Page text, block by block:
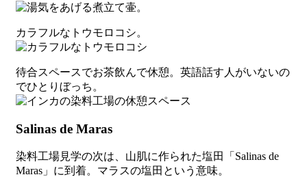
カラフルなトウモロコシ。
待合スペースでお茶飲んで休憩。英語話す人がいないの
でひとりぼっち。
Salinas de Maras
染料工場見学の次は、山肌に作られた塩田「Salinas de
Maras」に到着。マラスの塩田という意味。